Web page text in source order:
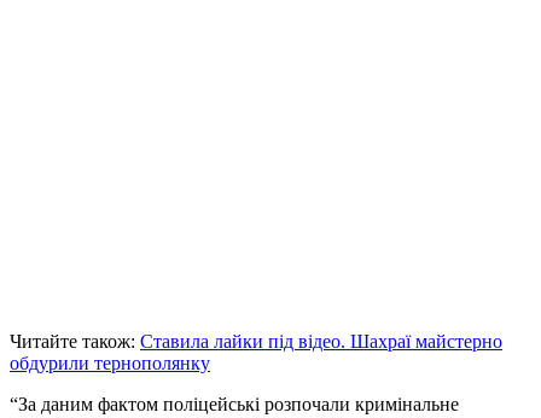
Читайте також: Ставила лайки під відео. Шахраї майстерно
обдурили тернополянку
“За даним фактом поліцейські розпочали кримінальне